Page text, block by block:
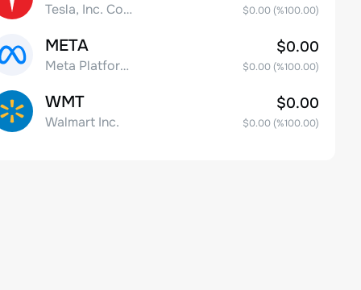
Tesla, Inc. Common Stock $0.00(%100.00)
META
Meta Platforms, Inc. Class A Common Stock
$0.00
$0.00(%100.00)
WMT
Walmart Inc.
$0.00
$0.00(%100.00)